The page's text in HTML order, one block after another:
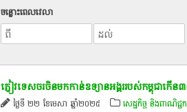
ចន្លោះពេលវេលា
ភ្ញៀវ​ទេសចរ​ចិន​មក​កាន់​ឧទ្យាន​អង្គរ​របស់​កម្ពុជា​កើ
ថ្ងៃទី ២២ ខែមេសា ឆ្នាំ២០២៥ សេដ្ឋកិច្ច និងពាណិជ្ជក